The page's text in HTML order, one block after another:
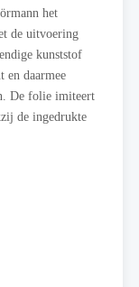
het
de uitvoering
kunststof
en daarmee
De folie imiteert
de ingedrukte